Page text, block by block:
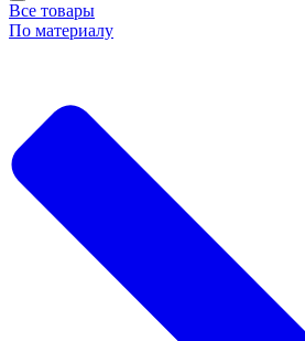
Все товары
По материалу